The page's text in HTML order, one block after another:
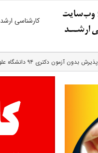
کارشناسی ارشد
پذیرش بدون آزمون دکتری ۹۴ دانشگاه علوم کشاورزی و منابع طبیعی ساری